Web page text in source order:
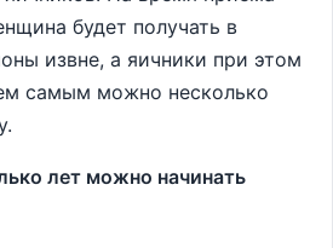
будет получать в
извне, а яичники при этом
самым можно несколько
лет можно начинать